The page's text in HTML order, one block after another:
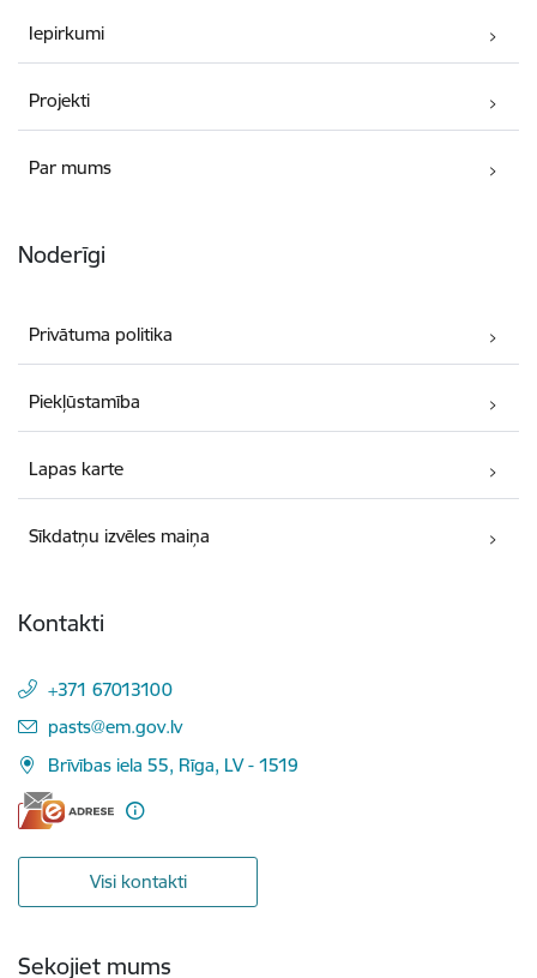
Iepirkumi
Projekti
Par mums
Noderīgi
Privātuma politika
Piekļūstamība
Lapas karte
Sīkdatņu izvēles maiņa
Kontakti
+371 67013100
E-pasts:
pasts@em.gov.lv
Brīvības iela 55, Rīga, LV - 1519
Visi kontakti
Sekojiet mums